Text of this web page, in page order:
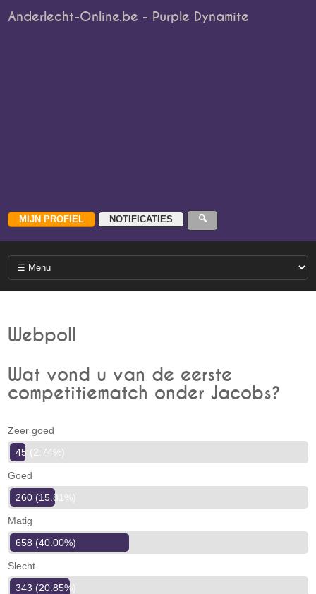
Anderlecht-Online.be - Purple Dynamite
Webpoll
Wat vond u van de eerste
competitiematch onder Jacobs?
Zeer goed
45 (2.74%)
Goed
260 (15.81%)
Matig
658 (40.00%)
Slecht
343 (20.85%)